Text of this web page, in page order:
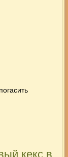
кекс в